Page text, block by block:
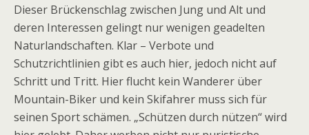
Dieser Brückenschlag zwischen Jung und Alt und
deren Interessen gelingt nur wenigen geadelten
Naturlandschaften. Klar – Verbote und
Schutzrichtlinien gibt es auch hier, jedoch nicht auf
Schritt und Tritt. Hier flucht kein Wanderer über
Mountain-Biker und kein Skifahrer muss sich für
seinen Sport schämen. „Schützen durch nützen“ wird